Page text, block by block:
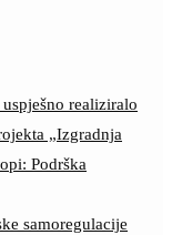
realiziralo
„Izgradnja
Podrška
samoregulacije